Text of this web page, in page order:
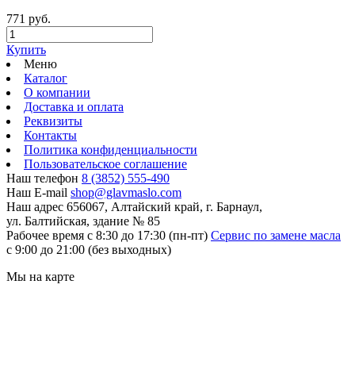
771 руб.
Купить
Меню
Каталог
О компании
Доставка и оплата
Реквизиты
Контакты
Политика конфиденциальности
Пользовательское соглашение
Наш телефон 8 (3852) 555-490
Наш E-mail shop@glavmaslo.com
Наш адрес 656067, Алтайский край, г. Барнаул,
ул. Балтийская, здание № 85
Рабочее время с 8:30 до 17:30 (пн-пт) Сервис по замене масла
с 9:00 до 21:00 (без выходных)
Мы на карте